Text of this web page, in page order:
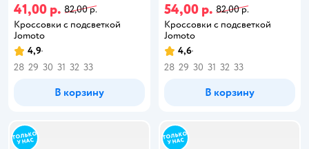
41,00 р. 82,00 р.
Кроссовки с подсветкой
Jomoto
4,9
28 29 30 31 32 33
В корзину
54,00 р. 82,00 р.
Кроссовки с подсветкой
Jomoto
4,6
28 29 30 31 32 33
В корзину